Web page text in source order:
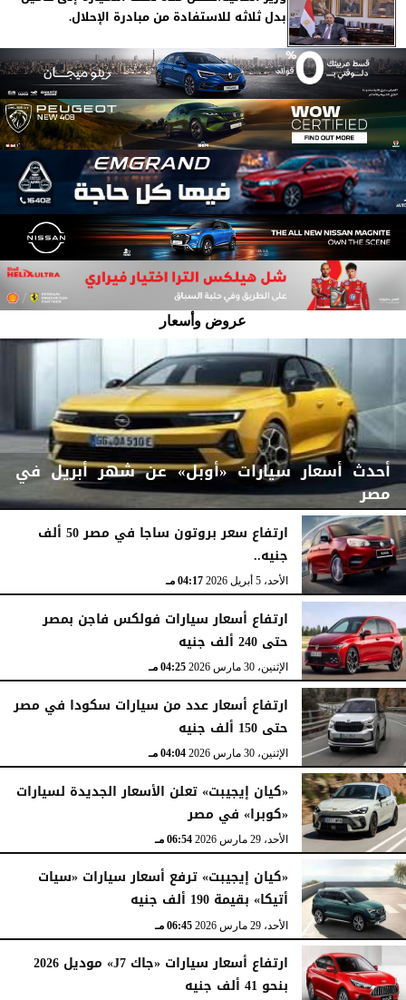
بدل ثلاثه للاستفادة من مبادرة الإحلال.
عروض وأسعار
أحدث أسعار سيارات «أوبل» عن شهر أبريل في
مصر
الأربعاء، 15 أبريل 2026 07:06 مـ
ارتفاع سعر بروتون ساجا في مصر 50 ألف
جنيه..
الأحد، 5 أبريل 2026 04:17 مـ
ارتفاع أسعار سيارات فولكس فاجن بمصر
حتى 240 ألف جنيه
الإثنين، 30 مارس 2026 04:25 مـ
ارتفاع أسعار عدد من سيارات سكودا في مصر
حتى 150 ألف جنيه
الإثنين، 30 مارس 2026 04:04 مـ
«كيان إيجيبت» تعلن الأسعار الجديدة لسيارات
«كوبرا» في مصر
الأحد، 29 مارس 2026 06:54 مـ
«كيان إيجيبت» ترفع أسعار سيارات «سيات
أتيكا» بقيمة 190 ألف جنيه
الأحد، 29 مارس 2026 06:45 مـ
ارتفاع أسعار سيارات «جاك J7» موديل 2026
بنحو 41 ألف جنيه